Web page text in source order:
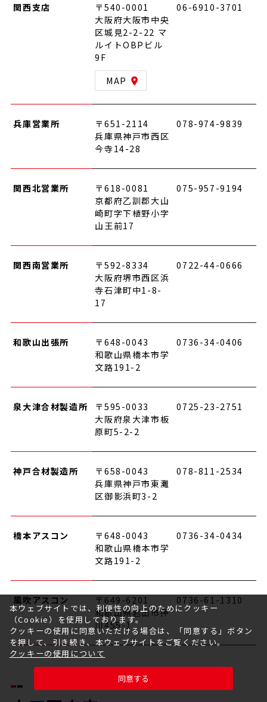
関西支店
〒540-0001
大阪府大阪市中央
区城見2-2-22 マ
ルイトOBPビル
9F
MAP
06-6910-3701
兵庫営業所
〒651-2114
兵庫県神戸市西区
今寺14-28
078-974-9839
関西北営業所
〒618-0081
京都府乙訓郡大山
崎町字下植野小字
山王前17
075-957-9194
関西南営業所
〒592-8334
大阪府堺市西区浜
寺石津町中1-8-
17
0722-44-0666
和歌山出張所
〒648-0043
和歌山県橋本市学
文路191-2
0736-34-0406
泉大津合材製造所
〒595-0033
大阪府泉大津市板
原町5-2-2
0725-23-2751
神戸合材製造所
〒658-0043
兵庫県神戸市東灘
区御影浜町3-2
078-811-2534
橋本アスコン
〒648-0043
和歌山県橋本市学
文路191-2
0736-34-0434
風吹アスコン
〒649-6201
和歌山県岩出市押
川455-1
0736-61-1310
本ウェブサイトでは、利便性の向上のためにクッキー
（Cookie）を使用しております。
クッキーの使用に同意いただける場合は、「同意する」ボタン
を押して、引き続き、本ウェブサイトをご覧ください。
クッキーの使用について
同意する